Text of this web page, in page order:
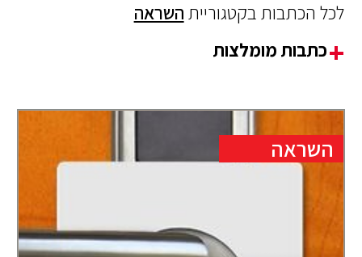
לכל הכתבות בקטגוריית השראה
כתבות מומלצות
השראה